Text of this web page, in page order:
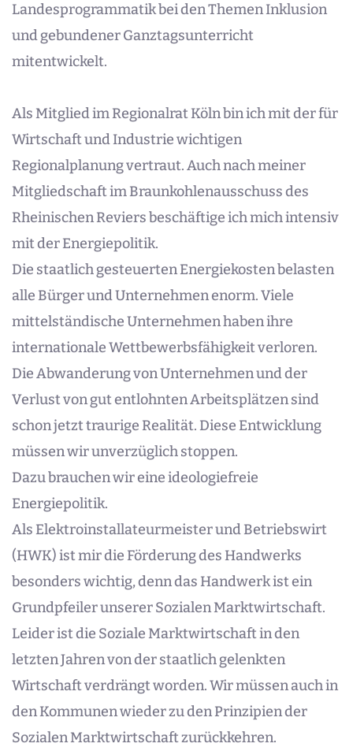
Landesprogrammatik bei den Themen Inklusion
und gebundener Ganztagsunterricht
mitentwickelt.
Als Mitglied im Regionalrat Köln bin ich mit der für
Wirtschaft und Industrie wichtigen
Regionalplanung vertraut. Auch nach meiner
Mitgliedschaft im Braunkohlenausschuss des
Rheinischen Reviers beschäftige ich mich intensiv
mit der Energiepolitik.
Die staatlich gesteuerten Energiekosten belasten
alle Bürger und Unternehmen enorm. Viele
mittelständische Unternehmen haben ihre
internationale Wettbewerbsfähigkeit verloren.
Die Abwanderung von Unternehmen und der
Verlust von gut entlohnten Arbeitsplätzen sind
schon jetzt traurige Realität. Diese Entwicklung
müssen wir unverzüglich stoppen.
Dazu brauchen wir eine ideologiefreie
Energiepolitik.
Als Elektroinstallateurmeister und Betriebswirt
(HWK) ist mir die Förderung des Handwerks
besonders wichtig, denn das Handwerk ist ein
Grundpfeiler unserer Sozialen Marktwirtschaft.
Leider ist die Soziale Marktwirtschaft in den
letzten Jahren von der staatlich gelenkten
Wirtschaft verdrängt worden. Wir müssen auch in
den Kommunen wieder zu den Prinzipien der
Sozialen Marktwirtschaft zurückkehren.